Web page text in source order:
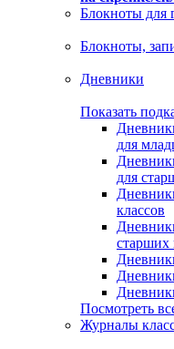
Блокноты для
Блокноты,
Дневники
Показать
для
для
классов
старших
Посмотреть
Журналы